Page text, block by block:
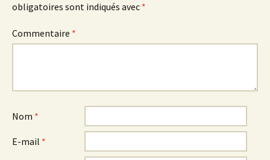
obligatoires sont indiqués avec *
Commentaire *
Nom *
E-mail *